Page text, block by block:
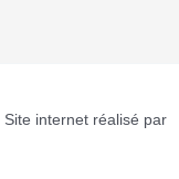
internet réalisé par